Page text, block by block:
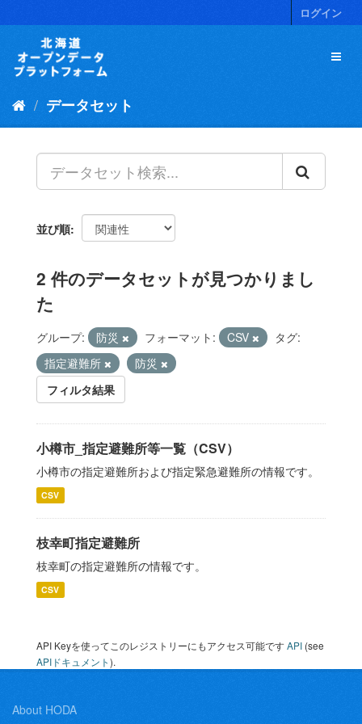
キ
ログイン
データセット
並び順
2 件のデータセットが見つかりまし
た
グループ: 防災 フォーマット: CSV
タグ:
指定避難所
防災
フィルタ結果
小樽市_指定避難所等一覧（CSV）
小樽市の指定避難所および指定緊急避難所の情報です。
CSV
枝幸町指定避難所
枝幸町の指定避難所の情報です。
CSV
API Keyを使ってこのレジストリーにもアクセス可能ですAPI (see
APIドキュメント).
About HODA